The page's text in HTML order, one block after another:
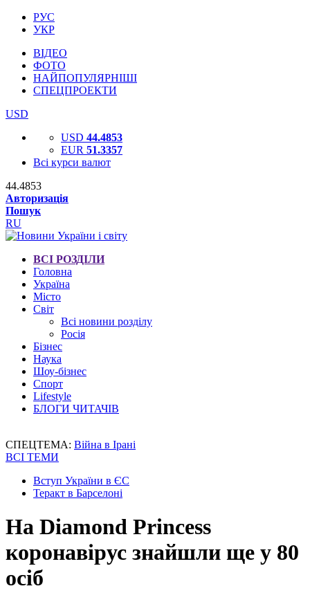
РУС
УКР
ВІДЕО
ФОТО
НАЙПОПУЛЯРНІШІ
СПЕЦПРОЕКТИ
USD
USD 44.4853
EUR 51.3357
Всі курси валют
44.4853
Авторизація
Пошук
RU
ВСІ РОЗДІЛИ
Головна
Україна
Місто
Світ
Всі новини розділу
Росія
Бізнес
Наука
Шоу-бізнес
Спорт
Lifestyle
БЛОГИ ЧИТАЧІВ
СПЕЦТЕМА: Війна в Ірані
ВСІ ТЕМИ
Вступ України в ЄС
Теракт в Барселоні
На Diamond Princess
коронавірус знайшли ще у 80
осіб